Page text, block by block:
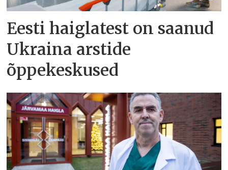
Eesti haiglatest on saanud
Ukraina arstide
õppekeskused